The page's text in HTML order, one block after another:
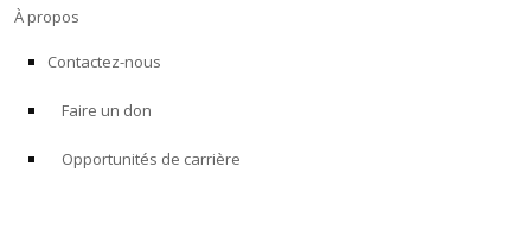
À propos
Contactez-nous
Faire un don
Opportunités de carrière